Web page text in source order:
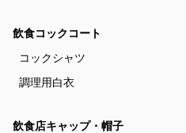
飲食コックコート
コックシャツ
調理用白衣
飲食店キャップ・帽子